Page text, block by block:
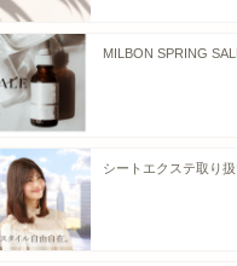
MILBON SPRING
シートエクステ取り扱